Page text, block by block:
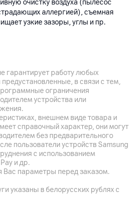
очистку воздуха (пылесос
аллергией), съемная
узкие зазоры, углы и пр.
г. Минск, пр-т Независимости, дом
D-71364 Германия , Winnenden ,
шланг
гарантирует работу любых
в связи с тем,
ограничения
устройства или
внешнем виде товара и
справочный характер, они могут
без предварительного
пользователи устройств Samsung
с использованием
и др.
Вас параметры перед заказом.
указаны в белорусских рублях с